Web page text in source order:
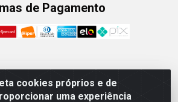
cookies próprios e de
uma experiência
de Pagamento
Ltda - Avenida Conego Luiz W
- Parque Residencial do Arroio Duro,